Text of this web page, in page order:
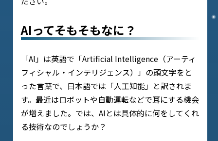
AIってそもそもなに？
「AI」は英語で「Artificial Intelligence（アーティ
フィシャル・インテリジェンス）」の頭文字をと
った言葉で、日本語では「人工知能」と訳されま
す。最近はロボットや自動運転などで耳にする機会
が増えました。では、AIとは具体的に何をしてくれ
る技術なのでしょうか？